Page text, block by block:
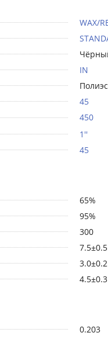
WAX/
IN
45
450
1''
45
65%
95%
300
7.5±0.5
3.0±0.2
4.5±0.3
0.203